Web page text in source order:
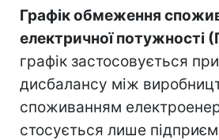
Графік обмеження
електричної потужності
графік застосовується при
дисбалансу між
споживанням
стосується лише